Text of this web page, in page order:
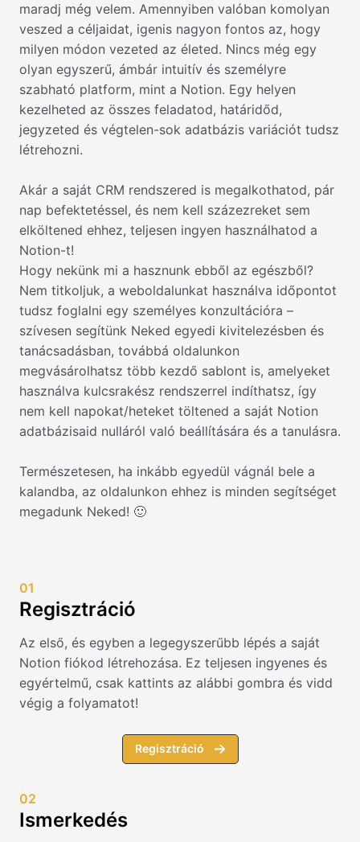
maradj még velem. Amennyiben valóban komolyan
veszed a céljaidat, igenis nagyon fontos az, hogy
milyen módon vezeted az életed. Nincs még egy
olyan egyszerű, ámbár intuitív és személyre
szabható platform, mint a Notion. Egy helyen
kezelheted az összes feladatod, határidőd,
jegyzeted és végtelen-sok adatbázis variációt tudsz
létrehozni.
Akár a saját CRM rendszered is megalkothatod, pár
nap befektetéssel, és nem kell százezreket sem
elköltened ehhez, teljesen ingyen használhatod a
Notion-t!
Hogy nekünk mi a hasznunk ebből az egészből?
Nem titkoljuk, a weboldalunkat használva időpontot
tudsz foglalni egy személyes konzultációra –
szívesen segítünk Neked egyedi kivitelezésben és
tanácsadásban, továbbá oldalunkon
megvásárolhatsz több kezdő sablont is, amelyeket
használva kulcsrakész rendszerrel indíthatsz, így
nem kell napokat/heteket töltened a saját Notion
adatbázisaid nulláról való beállítására és a tanulásra.
Természetesen, ha inkább egyedül vágnál bele a
kalandba, az oldalunkon ehhez is minden segítséget
megadunk Neked! 🙂
01
Regisztráció
Az első, és egyben a legegyszerűbb lépés a saját
Notion fiókod létrehozása. Ez teljesen ingyenes és
egyértelmű, csak kattints az alábbi gombra és vidd
végig a folyamatot!
Regisztráció
02
Ismerkedés